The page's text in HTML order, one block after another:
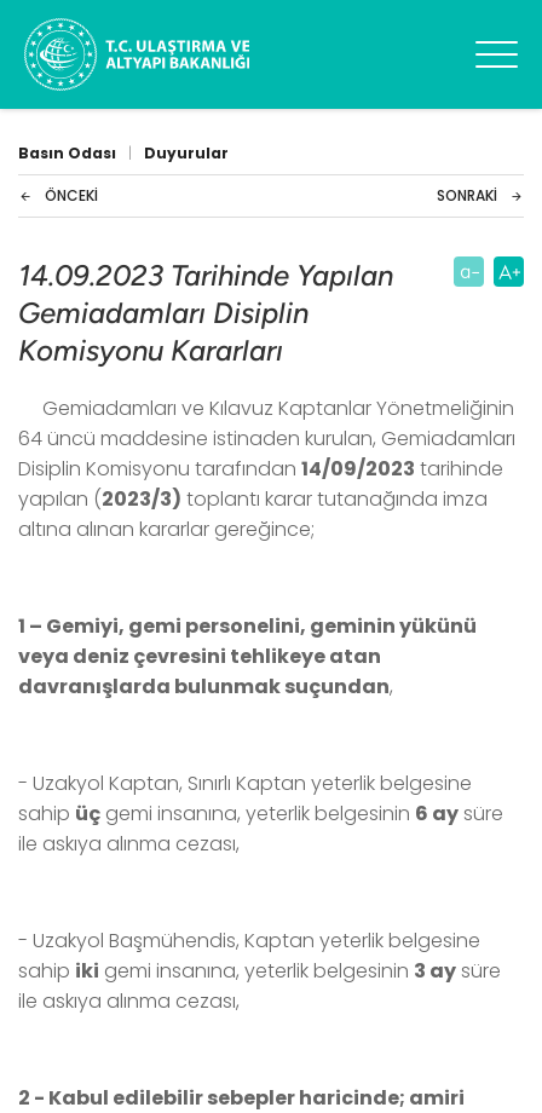
Basın Odası | Duyurular
ÖNCEKI SONRAKI
14.09.2023 Tarihinde Yapılan
Gemiadamları Disiplin
Komisyonu Kararları
Gemiadamları ve Kılavuz Kaptanlar Yönetmeliğinin
64 üncü maddesine istinaden kurulan, Gemiadamları
Disiplin Komisyonu tarafından 14/09/2023 tarihinde
yapılan (2023/3) toplantı karar tutanağında imza
altına alınan kararlar gereğince;
1 – Gemiyi, gemi personelini, geminin yükünü
veya deniz çevresini tehlikeye atan
davranışlarda bulunmak suçundan,
- Uzakyol Kaptan, Sınırlı Kaptan yeterlik belgesine
sahip üç gemi insanına, yeterlik belgesinin 6 aysüre
ile askıya alınma cezası,
- Uzakyol Başmühendis, Kaptan yeterlik belgesine
sahip iki gemi insanına, yeterlik belgesinin 3 aysüre
ile askıya alınma cezası,
2 - Kabul edilebilir sebepler haricinde; amiri